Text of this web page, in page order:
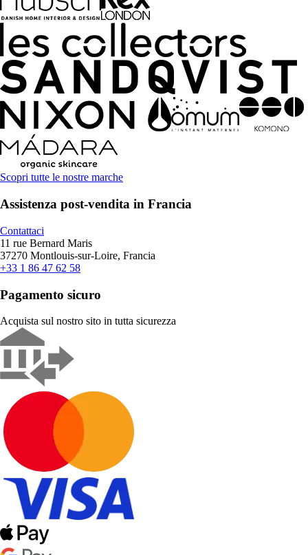
Scopri tutte le nostre marche
Assistenza post-vendita in Francia
Contattaci
11 rue Bernard Maris
37270 Montlouis-sur-Loire, Francia
+33 1 86 47 62 58
Pagamento sicuro
Acquista sul nostro sito in tutta sicurezza